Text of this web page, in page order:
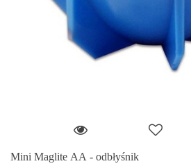
Mini Maglite AA - odbłyśnik